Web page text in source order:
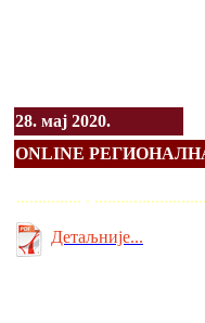
28. мај 2020.
ОNLINE
............... .
Детаљније...